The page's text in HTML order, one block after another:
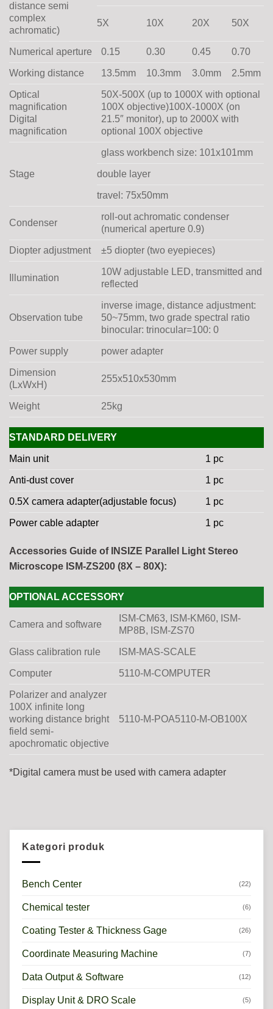
distance semi
complex
achromatic)
5X 10X 20X 50X
Numerical aperture 0.15 0.30 0.45 0.70
Working distance 13.5mm 10.3mm 3.0mm 2.5mm
Optical
magnification
Digital
magnification
50X-500X (up to 1000X with optional
100X objective)100X-1000X (on
21.5″ monitor), up to 2000X with
optional 100X objective
Stage
glass workbench size: 101x101mm
double layer
travel: 75x50mm
Condenser
roll-out achromatic condenser
(numerical aperture 0.9)
Diopter adjustment ±5 diopter (two eyepieces)
Illumination
10W adjustable LED, transmitted and
reflected
Observation tube
inverse image, distance adjustment:
50~75mm, two grade spectral ratio
binocular: trinocular=100: 0
Power supply power adapter
Dimension
(LxWxH)
255x510x530mm
Weight 25kg
STANDARD DELIVERY
Main unit 1 pc
Anti-dust cover 1 pc
0.5X camera adapter(adjustable focus) 1 pc
Power cable adapter 1 pc
Accessories Guide of INSIZE Parallel Light Stereo
Microscope ISM-ZS200 (8X – 80X):
OPTIONAL ACCESSORY
Camera and software
ISM-CM63, ISM-KM60, ISM-
MP8B, ISM-ZS70
Glass calibration rule ISM-MAS-SCALE
Computer 5110-M-COMPUTER
Polarizer and analyzer
100X infinite long
working distance bright
field semi-
apochromatic objective
5110-M-POA5110-M-OB100X
*Digital camera must be used with camera adapter
Kategori produk
Bench Center (22)
Chemical tester (6)
Coating Tester & Thickness Gage (26)
Coordinate Measuring Machine (7)
Data Output & Software (12)
Display Unit & DRO Scale (5)